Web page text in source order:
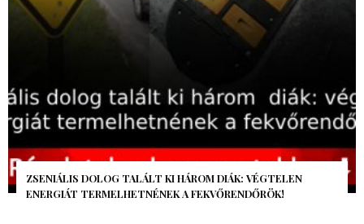
AZ AI-VILÁGVÉGE ÁRNYÉKA, CSAK PÁR ÓRA VOLT, MÉGIS AZ
EGÉSZ VILÁG MEGÉREZTE…